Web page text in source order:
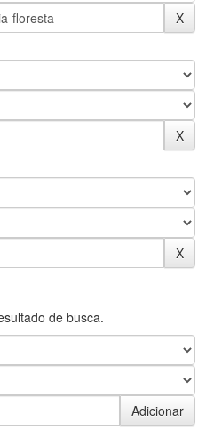
de busca.